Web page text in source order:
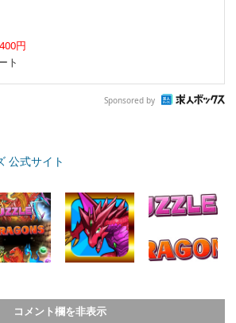
円
ト
Sponsored by
公式サイト
コメント欄を非表示